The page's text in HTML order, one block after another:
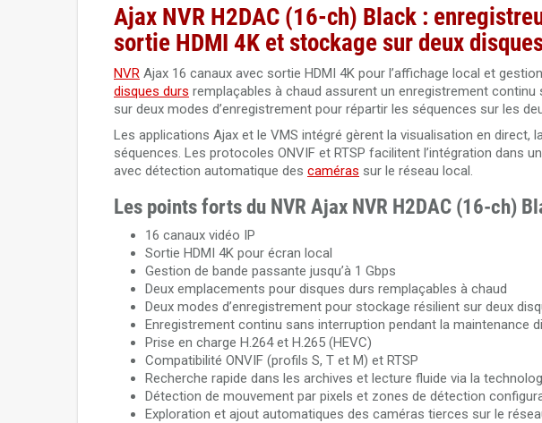
Câble
Câble
Câble
Câble
6U
Câble
Câble
Câble
Ajax NVR H2DAC (16-ch) Black :
sortie HDMI 4K et stockage sur deux
NVR Ajax 16 canaux avec sortie HDMI 4K pour l’affichage local et
disques durs remplaçables à chaud assurent un enregistrement continu
sur deux modes d’enregistrement pour répartir les séquences sur les
Les applications Ajax et le VMS intégré gèrent la visualisation en direct,
séquences. Les protocoles ONVIF et RTSP facilitent l’intégration dans
avec détection automatique des caméras sur le réseau local.
Les points forts du NVR Ajax NVR H2DAC (16-ch)
16 canaux vidéo IP
Sortie HDMI 4K pour écran local
Gestion de bande passante jusqu’à 1 Gbps
Deux emplacements pour disques durs remplaçables à chaud
Deux modes d’enregistrement pour stockage résilient sur deux
Enregistrement continu sans interruption pendant la maintenance
Prise en charge H.264 et H.265 (HEVC)
Compatibilité ONVIF (profils S, T et M) et RTSP
Recherche rapide dans les archives et lecture fluide via la
Détection de mouvement par pixels et zones de détection
Exploration et ajout automatiques des caméras tierces sur le